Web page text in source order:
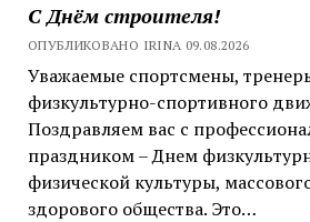
С Днём строителя!
ОПУБЛИКОВАНО IRINA 09.08.2026
Уважаемые спортсмены,
физкультурно-спортивного
Поздравляем вас с
праздником – Днем
физической культуры,
здорового общества. Это…